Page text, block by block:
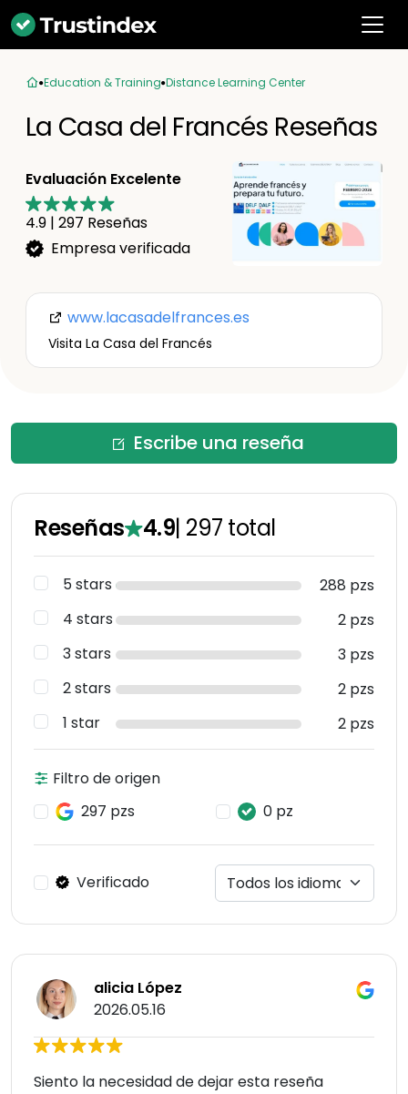
Education & Training Distance Learning Center
La Casa del Francés Reseñas
Evaluación Excelente
4.9 | 297 Reseñas
Empresa verificada
www.lacasadelfrances.es
Visita La Casa del Francés
Escribe una reseña
Reseñas 4.9| 297 total
5 stars
288 pzs
4 stars
2 pzs
3 stars
3 pzs
2 stars
2 pzs
1 star
2 pzs
Filtro de origen
297 pzs
0 pz
Verificado
alicia López
2026.05.16
Siento la necesidad de dejar esta reseña